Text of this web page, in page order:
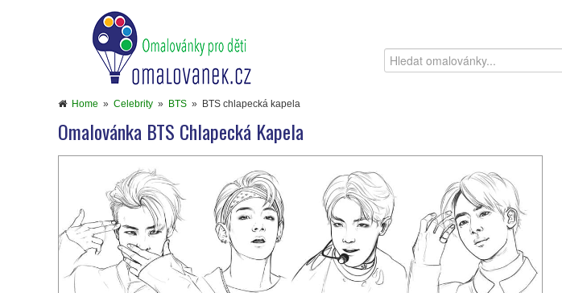
Home » Celebrity » BTS » BTS chlapecká kapela
Omalovánka BTS Chlapecká Kapela